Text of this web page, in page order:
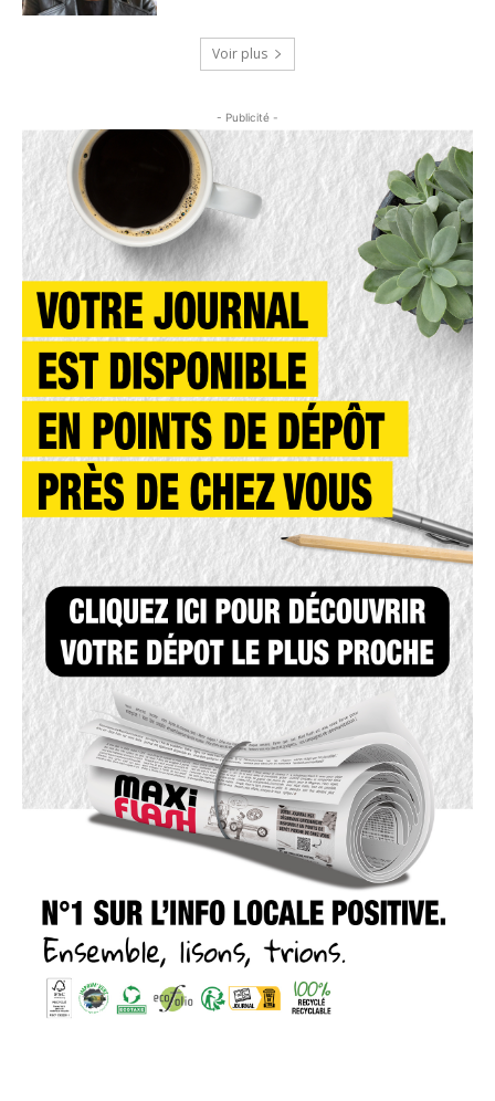
Voir plus
- Publicité -